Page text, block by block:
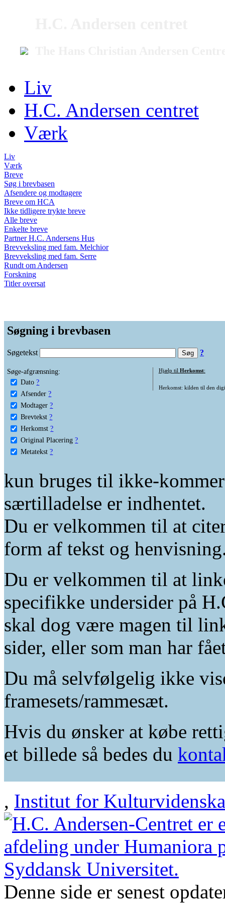
Liv
H.C. Andersen centret
Værk
Liv
Værk
Breve
Søg i brevbasen
Afsendere og modtagere
Breve om HCA
Ikke tidligere trykte breve
Alle breve
Enkelte breve
Partner H.C. Andersens Hus
Brevveksling med fam. Melchior
Brevveksling med fam. Serre
Rundt om Andersen
Forskning
Titler oversat
Søgning i brevbasen
Søgetekst ?
Søge-afgrænsning:
Dato ?
Afsender ?
Modtager ?
Brevtekst ?
Herkomst ?
Original Placering ?
Metatekst ?
Hjælp til Herkomst:
Herkomst: kilden til den
kun bruges til ikke-
særtilladelse er indhentet.
Du er velkommen til at
form af tekst og
Du er velkommen til at
specifikke undersider på
skal dog være magen til
sider, eller som man har
Du må selvfølgelig ikke
framesets/rammesæt.
Hvis du ønsker at købe
et billede så bedes du
, Institut for
Denne side er senest